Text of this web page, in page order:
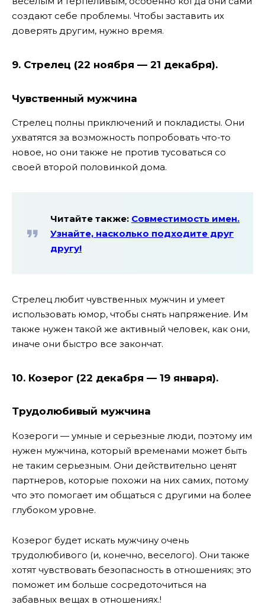
создают себе проблемы. Чтобы заставить их
доверять другим, нужно время.
9. Стрелец (22 ноября — 21 декабря).
Чувственный мужчина
Стрелец полны приключений и покладисты. Они
ухватятся за возможность попробовать что-то
новое, но они также не против тусоваться со
своей второй половинкой дома.
Читайте также: Совместимость имен.
Узнайте, насколько подходите друг
другу!
Стрелец любит чувственных мужчин и умеет
использовать юмор, чтобы снять напряжение. Им
также нужен такой же активный человек, как они,
иначе они быстро все закончат.
10. Козерог (22 декабря — 19 января).
Трудолюбивый мужчина
Козероги — умные и серьезные люди, поэтому им
нужен мужчина, который временами может быть
не таким серьезным. Они действительно ценят
партнеров, которые похожи на них самих, потому
что это помогает им общаться с другими на более
глубоком уровне.
Козерог будет искать мужчину очень
трудолюбивого (и, конечно, веселого). Они также
хотят чувствовать безопасность в отношениях; это
поможет им больше сосредоточиться на
забавных вещах в отношениях.!